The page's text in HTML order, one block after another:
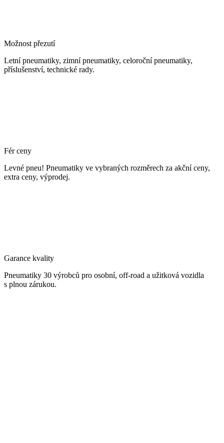
Možnost přezutí
Letní pneumatiky, zimní pneumatiky, celoroční pneumatiky,
příslušenství, technické rady.
Fér ceny
Levné pneu! Pneumatiky ve vybraných rozměrech za akční ceny,
extra ceny, výprodej.
Garance kvality
Pneumatiky 30 výrobců pro osobní, off-road a užitková vozidla
s plnou zárukou.